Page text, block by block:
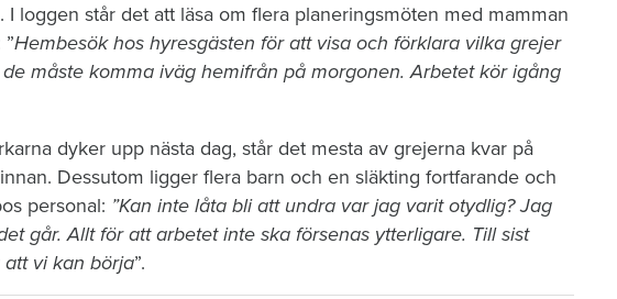
I loggen står det att läsa om flera planeringsmöten med mamman
Hembesök hos hyresgästen för att visa och förklara vilka grejer
måste komma iväg hemifrån på morgonen. Arbetet kör igång
dyker upp nästa dag, står det mesta av grejerna kvar på
Dessutom ligger flera barn och en släkting fortfarande och
personal: ”Kan inte låta bli att undra var jag varit otydlig? Jag
går. Allt för att arbetet inte ska försenas ytterligare. Till sist
vi kan börja”.